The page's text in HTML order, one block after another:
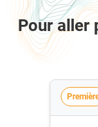
Pour aller